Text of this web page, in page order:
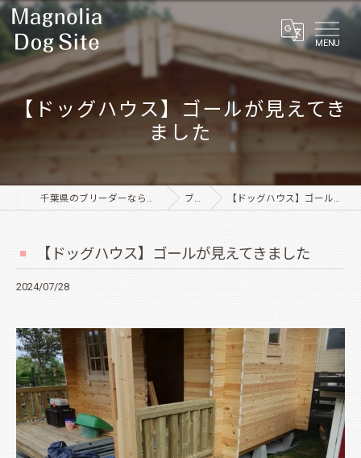
MENU
【ドッグハウス】ゴールが見えてき
ました
千葉県のブリーダーならMagnolia Dog Site ブログ 【ドッグハウス】ゴールが見えてきました
【ドッグハウス】ゴールが見えてきました
2024/07/28